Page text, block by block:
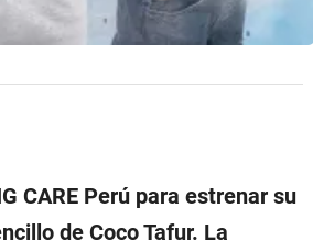
CARE Perú para estrenar su
de Coco Tafur. La